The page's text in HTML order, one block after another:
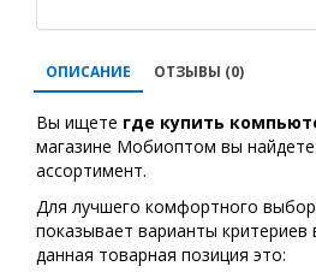
ОПИСАНИЕ ОТЗЫВЫ (0)
Вы ищете где купить
магазине Мобиоптом вы
ассортимент.
Для лучшего комфортного
показывает варианты критериев
данная товарная позиция это: